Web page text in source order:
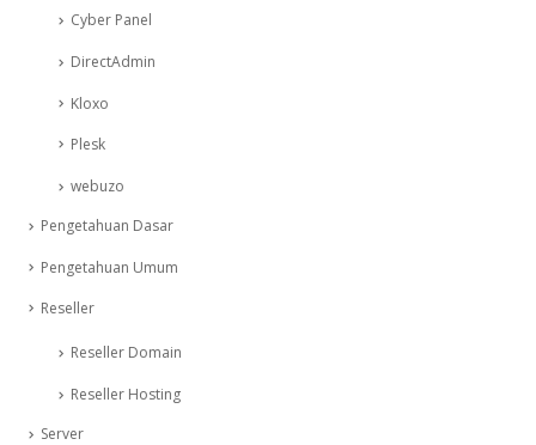
Cyber Panel
DirectAdmin
Kloxo
Plesk
webuzo
Pengetahuan Dasar
Pengetahuan Umum
Reseller
Reseller Domain
Reseller Hosting
Server